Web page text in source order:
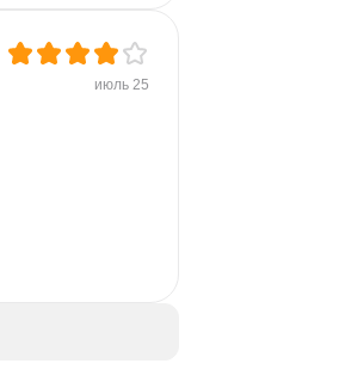
июль 25